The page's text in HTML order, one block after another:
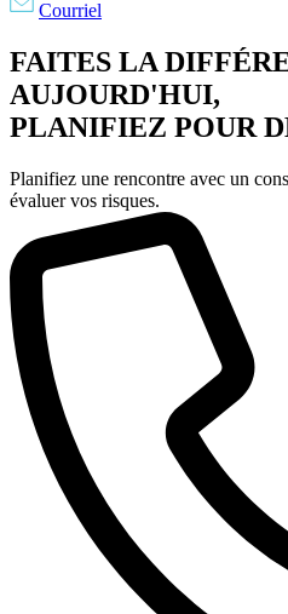
Courriel
FAITES LA
AUJOURD'HUI,
PLANIFIEZ POUR
Planifiez une rencontre avec un
évaluer vos risques.